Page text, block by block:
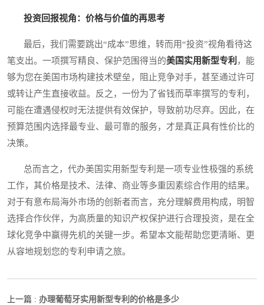
投资回报视角：价格与价值的再思考
最后，我们需要跳出“成本”思维，转而用“投资”视角看待这
笔支出。一项撰写精良、保护范围得当的美国实用新型专利 ，能
够为您在美国市场构建技术壁垒，阻止竞争对手，甚至通过许可
或转让产生直接收益。反之，一份为了省钱而草率撰写的专利，
可能在遭遇侵权时无法提供有效保护，导致前功尽弃。因此，在
预算范围内选择最专业、最可靠的服务，才是真正具有性价比的
决策。
总而言之，代办美国实用新型专利是一项专业性极强的系统
工作，其价格是技术、法律、商业等多重因素综合作用的结果。
对于有意布局海外市场的创新者而言，充分理解费用构成，明智
选择合作伙伴，为高质量的知识产权保护进行合理投资，是在全
球化竞争中赢得先机的关键一步。希望本文能帮助您更清晰、更
从容地规划您的专利申请之旅。
上一篇 : 办理葡萄牙实用新型专利的价格是多少